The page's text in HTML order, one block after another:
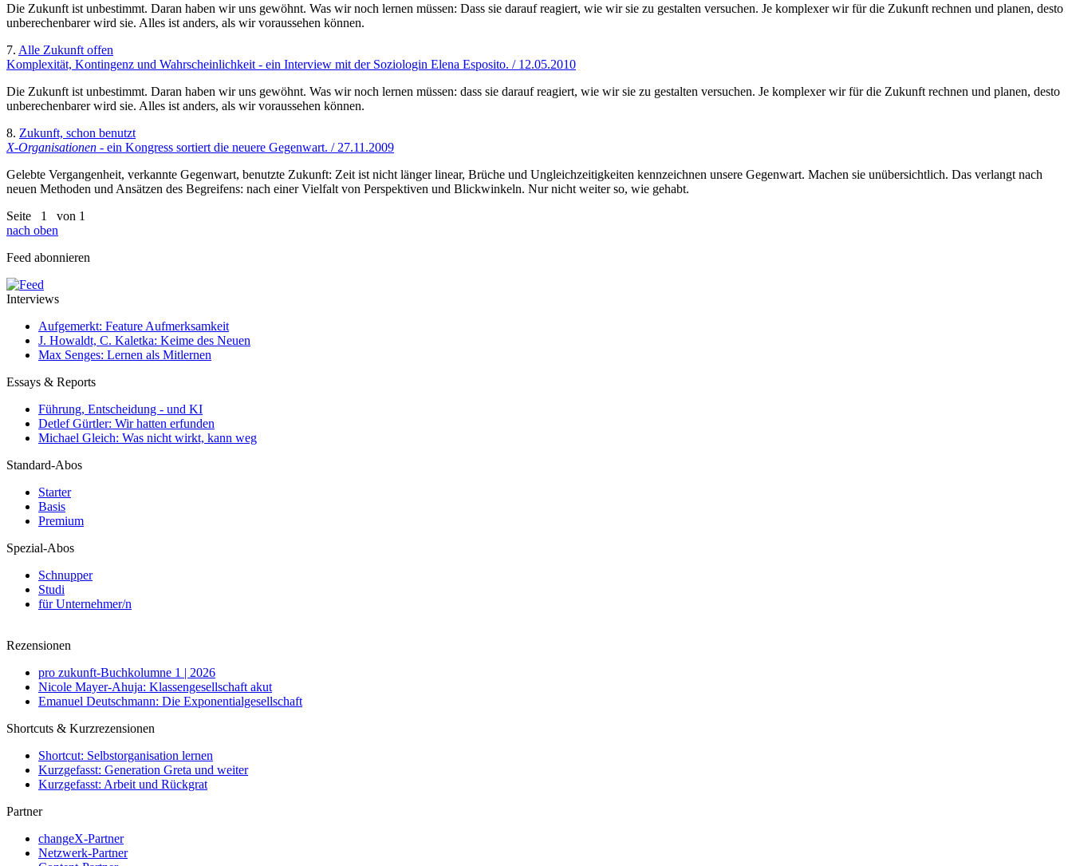
Die Zukunft ist unbestimmt. Daran haben wir uns gewöhnt. Was wir noch lernen müssen: Dass sie darauf reagiert, wie wir sie zu gestalten versuchen. Je komplexer wir für die Zukunft rechnen und planen, desto
unberechenbarer wird sie. Alles ist anders, als wir voraussehen können.
7. Alle Zukunft offen
Komplexität, Kontingenz und Wahrscheinlichkeit - ein Interview mit der Soziologin Elena Esposito. / 12.05.2010
Die Zukunft ist unbestimmt. Daran haben wir uns gewöhnt. Was wir noch lernen müssen: dass sie darauf reagiert, wie wir sie zu gestalten versuchen. Je komplexer wir für die Zukunft rechnen und planen, desto
unberechenbarer wird sie. Alles ist anders, als wir voraussehen können.
8. Zukunft, schon benutzt
X-Organisationen - ein Kongress sortiert die neuere Gegenwart. / 27.11.2009
Gelebte Vergangenheit, verkannte Gegenwart, benutzte Zukunft: Zeit ist nicht länger linear, Brüche und Ungleichzeitigkeiten kennzeichnen unsere Gegenwart. Machen sie unübersichtlich. Das verlangt nach
neuen Methoden und Ansätzen des Begreifens: nach einer Vielfalt von Perspektiven und Blickwinkeln. Nur nicht weiter so, wie gehabt.
Seite 1
von 1
nach oben
Feed abonnieren
Interviews
Aufgemerkt: Feature Aufmerksamkeit
J. Howaldt, C. Kaletka: Keime des Neuen
Max Senges: Lernen als Mitlernen
Essays & Reports
Führung, Entscheidung - und KI
Detlef Gürtler: Wir hatten erfunden
Michael Gleich: Was nicht wirkt, kann weg
Standard-Abos
Starter
Basis
Premium
Spezial-Abos
Schnupper
Studi
für Unternehmer/n
Rezensionen
pro zukunft-Buchkolumne 1 | 2026
Nicole Mayer-Ahuja: Klassengesellschaft akut
Emanuel Deutschmann: Die Exponentialgesellschaft
Shortcuts & Kurzrezensionen
Shortcut: Selbstorganisation lernen
Kurzgefasst: Generation Greta und weiter
Kurzgefasst: Arbeit und Rückgrat
Partner
changeX-Partner
Netzwerk-Partner